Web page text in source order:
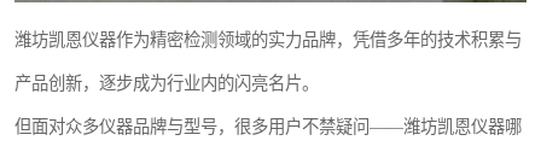
潍坊凯恩仪器作为精密检测领域的实力品牌，凭借多年的技术积累与
产品创新，逐步成为行业内的闪亮名片。
但面对众多仪器品牌与型号，很多用户不禁疑问——潍坊凯恩仪器哪